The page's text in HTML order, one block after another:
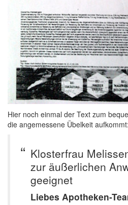
Hier noch einmal der Text zum
die angemessene Übelkeit aufkommt:
Klosterfrau
zur äußerlichen
geeignet
Liebes Apotheken-